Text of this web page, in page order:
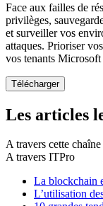
Face aux failles de
privilèges,
et surveiller vos
attaques. Prioriser
vos tenants Microsoft
Les articles
A travers cette chaîne
A travers ITPro
La blockchain
L’utilisation